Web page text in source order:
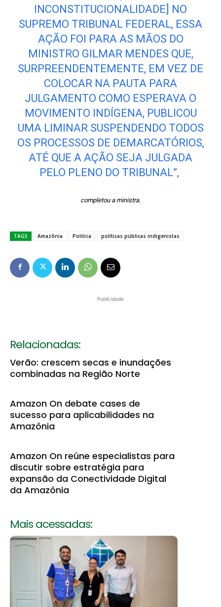
INCONSTITUCIONALIDADE] NO
SUPREMO TRIBUNAL FEDERAL, ESSA
AÇÃO FOI PARA AS MÃOS DO
MINISTRO GILMAR MENDES QUE,
SURPREENDENTEMENTE, EM VEZ DE
COLOCAR NA PAUTA PARA
JULGAMENTO COMO ESPERAVA O
MOVIMENTO INDÍGENA, PUBLICOU
UMA LIMINAR SUSPENDENDO TODOS
OS PROCESSOS DE DEMARCATÓRIOS,
ATÉ QUE A AÇÃO SEJA JULGADA
PELO PLENO DO TRIBUNAL”,
completou a ministra.
TAGS Amazônia Politica políticas públicas indigenistas
Publicidade
Relacionadas:
Verão: crescem secas e inundações
combinadas na Região Norte
Amazon On debate cases de
sucesso para aplicabilidades na
Amazônia
Amazon On reúne especialistas para
discutir sobre estratégia para
expansão da Conectividade Digital
da Amazônia
Mais acessadas: